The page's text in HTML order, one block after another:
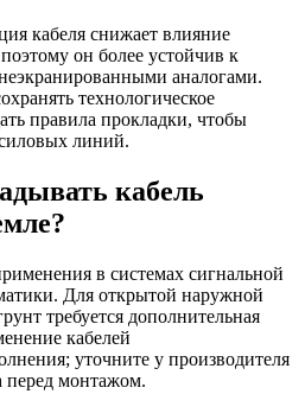
кабеля снижает влияние
он более устойчив к
аналогами.
технологическое
правила прокладки, чтобы
линий.
кабель
в системах сигнальной
Для открытой наружной
требуется дополнительная
кабелей
уточните у производителя
перед монтажом.